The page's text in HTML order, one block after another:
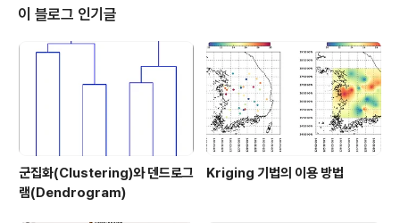
로 지원되는 75종의 컬러테이블에 대하여 유저의 편의에
맞게 약간의 수정을 가하여 활용하는 방법에 촛점을 맞춰
서 소개해볼까 합니다. 물론 여기서도 COLORTABLE 함
수가 핵심적인 역할을 담당하게 될 것입니다. 그러면 먼저
가상의 2차원 배열을 생성하고 67번 컬러테이블을 사용하
이 블로그 인기글
군집화(Clustering)와 덴드로그
램(Dendrogram)
Kriging 기법의 이용 방법